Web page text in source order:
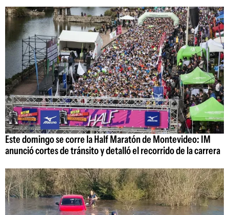
Este domingo se corre la Half Maratón de Montevideo: IM
anunció cortes de tránsito y detalló el recorrido de la carrera